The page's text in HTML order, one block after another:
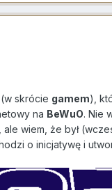
(w skrócie gamem),
na BeWuO. Nie
wiem, że był
o inicjatywę i